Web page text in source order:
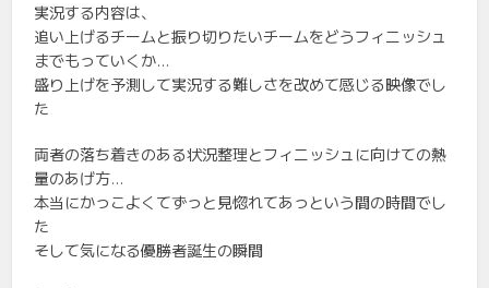
実況する内容は、
追い上げるチームと振り切りたいチームをどうフィニッシュ
までもっていくか…
盛り上げを予測して実況する難しさを改めて感じる映像でし
た
両者の落ち着きのある状況整理とフィニッシュに向けての熱
量のあげ方…
本当にかっこよくてずっと見惚れてあっという間の時間でし
た
そして気になる優勝者誕生の瞬間